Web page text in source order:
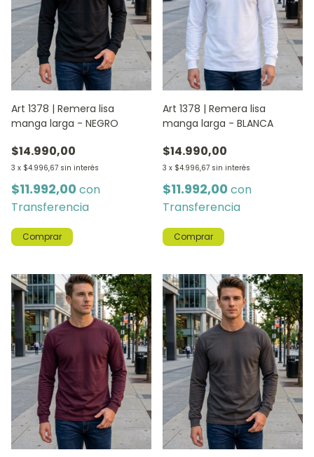
Art 1378 | Remera lisa
manga larga - NEGRO
$14.990,00
3 x $4.996,67 sin interés
$11.992,00 con
Transferencia
Comprar
Art 1378 | Remera lisa
manga larga - BLANCA
$14.990,00
3 x $4.996,67 sin interés
$11.992,00 con
Transferencia
Comprar